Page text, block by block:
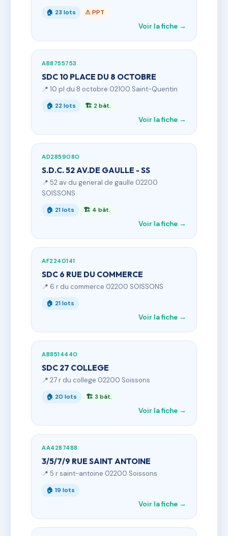
🏠 23 lots ⚠ PPT
Voir la fiche →
AB8755753
SDC 10 PLACE DU 8 OCTOBRE
📍 10 pl du 8 octobre 02100 Saint-Quentin
🏠 22 lots 🏗 2 bât.
Voir la fiche →
AD2859080
S.D.C. 52 AV.DE GAULLE - SS
📍 52 av du general de gaulle 02200
SOISSONS
🏠 21 lots 🏗 4 bât.
Voir la fiche →
AF2240141
SDC 6 RUE DU COMMERCE
📍 6 r du commerce 02200 SOISSONS
🏠 21 lots
Voir la fiche →
AB8514440
SDC 27 COLLEGE
📍 27 r du college 02200 Soissons
🏠 20 lots 🏗 3 bât.
Voir la fiche →
AA4287488
3/5/7/9 RUE SAINT ANTOINE
📍 5 r saint-antoine 02200 Soissons
🏠 19 lots
Voir la fiche →